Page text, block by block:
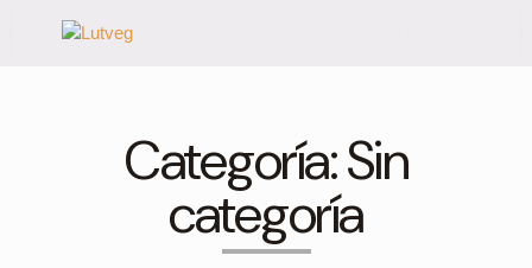
Categoría:Sin
categoría